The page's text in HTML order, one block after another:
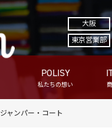
POLISY
私たちの想い
大阪
東京営業部
ジャンパー・コート